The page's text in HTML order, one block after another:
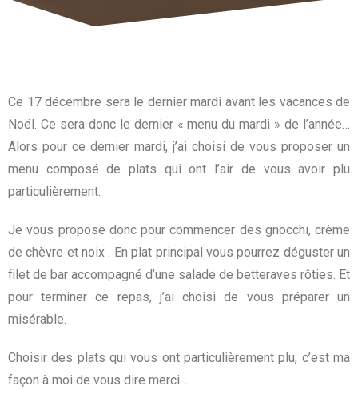
Ce 17 décembre sera le dernier mardi avant les vacances de
Noël. Ce sera donc le dernier « menu du mardi » de l’année…
Alors pour ce dernier mardi, j’ai choisi de vous proposer un
menu composé de plats qui ont l’air de vous avoir plu
particulièrement.
Je vous propose donc pour commencer des gnocchi, crème
de chèvre et noix . En plat principal vous pourrez déguster un
filet de bar accompagné d’une salade de betteraves rôties. Et
pour terminer ce repas, j’ai choisi de vous préparer un
misérable.
Choisir des plats qui vous ont particulièrement plu, c’est ma
façon à moi de vous dire merci…